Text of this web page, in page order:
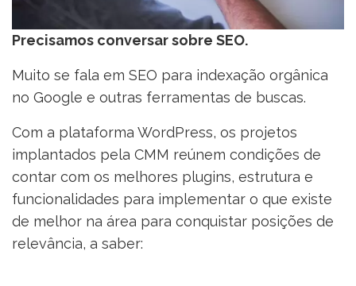
Precisamos conversar sobre SEO.
Muito se fala em SEO para indexação orgânica
no Google e outras ferramentas de buscas.
Com a plataforma WordPress, os projetos
implantados pela CMM reúnem condições de
contar com os melhores plugins, estrutura e
funcionalidades para implementar o que existe
de melhor na área para conquistar posições de
relevância, a saber: